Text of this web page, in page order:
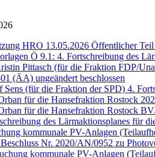
HRO 13.05.2026 Öffentlicher
Ö 9.1: 4. Fortschreibung des
Pittasch (für die Fraktion FDP/
(ÄA) ungeändert beschlossen
Sens (für die Fraktion der SPD) 4.
für die Hansefraktion Rostock
für die Hansefraktion Rostock
des Lärmaktionsplanes für
kommunale PV-Anlagen
Nr. 2020/AN/0952 zu
kommunale PV-Anlagen